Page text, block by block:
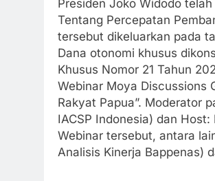
Presiden Joko Widodo
Tentang Percepatan
tersebut dikeluarkan pada
Dana otonomi khusus
Khusus Nomor 21 Tahun
Webinar Moya Discussions
Rakyat Papua”. Moderator
IACSP Indonesia) dan
Webinar tersebut, antara
Analisis Kinerja Bappenas)